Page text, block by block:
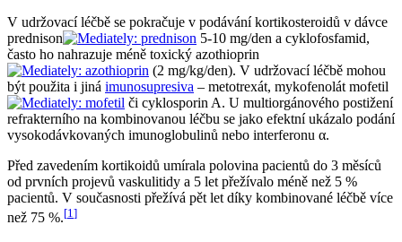
V udržovací léčbě se pokračuje v podávání kortikosteroidů v dávce
prednison
5-10 mg/den a cyklofosfamid,
často ho nahrazuje méně toxický azothioprin
(2 mg/kg/den). V udržovací léčbě mohou
být použita i jiná imunosupresiva – metotrexát, mykofenolát mofetil
či cyklosporin A. U multiorgánového postižení
refrakterního na kombinovanou léčbu se jako efektní ukázalo podání
vysokodávkovaných imunoglobulinů nebo interferonu α.
Před zavedením kortikoidů umírala polovina pacientů do 3 měsíců
od prvních projevů vaskulitidy a 5 let přežívalo méně než 5 %
pacientů. V současnosti přežívá pět let díky kombinované léčbě více
než 75 %.[1 ]